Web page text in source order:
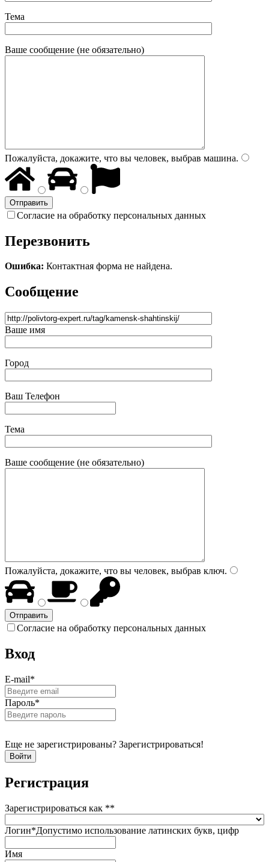
Тема
Ваше сообщение (не обязательно)
Пожалуйста, докажите, что вы человек, выбрав машина.
Согласие на обработку персональных данных
Перезвонить
Ошибка: Контактная форма не найдена.
Сообщение
Ваше имя
Город
Ваш Телефон
Тема
Ваше сообщение (не обязательно)
Пожалуйста, докажите, что вы человек, выбрав ключ.
Согласие на обработку персональных данных
Вход
E-mail*
Пароль*
Еще не зарегистрированы? Зарегистрироваться!
Регистрация
Зарегистрироваться как **
Логин*Допустимо использование латинских букв, цифр
Имя